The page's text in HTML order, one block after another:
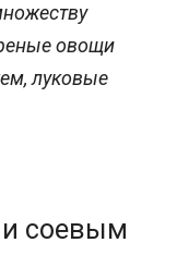
овощи
луковые
соевым